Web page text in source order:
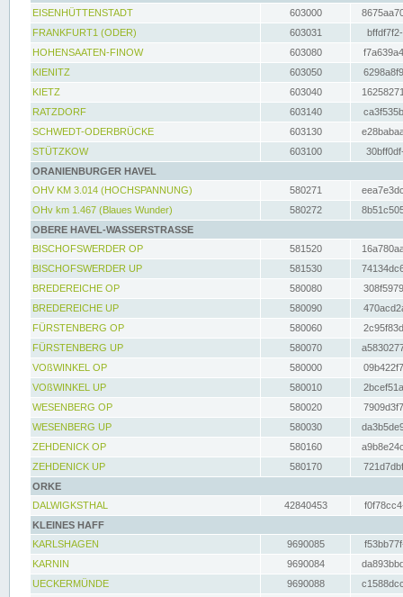
EISENHÜTTENSTADT
603000
FRANKFURT1 (ODER)
603031
HOHENSAATEN-FINOW
603080
KIENITZ
603050
KIETZ
603040
RATZDORF
603140
SCHWEDT-ODERBRÜCKE
603130
STÜTZKOW
603100
ORANIENBURGER HAVEL
OHV KM 3.014 (HOCHSPANNUNG)
580271
OHv km 1.467 (Blaues Wunder)
580272
OBERE HAVEL-WASSERSTRASSE
BISCHOFSWERDER OP
581520
BISCHOFSWERDER UP
581530
BREDEREICHE OP
580080
BREDEREICHE UP
580090
FÜRSTENBERG OP
580060
FÜRSTENBERG UP
580070
VOßWINKEL OP
580000
VOßWINKEL UP
580010
WESENBERG OP
580020
WESENBERG UP
580030
ZEHDENICK OP
580160
ZEHDENICK UP
580170
ORKE
DALWIGKSTHAL
42840453
KLEINES HAFF
KARLSHAGEN
9690085
KARNIN
9690084
UECKERMÜNDE
9690088